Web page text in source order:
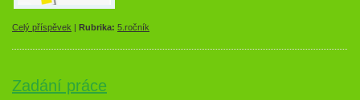
Celý příspěvek | Rubrika: 5.ročník
Zadání práce